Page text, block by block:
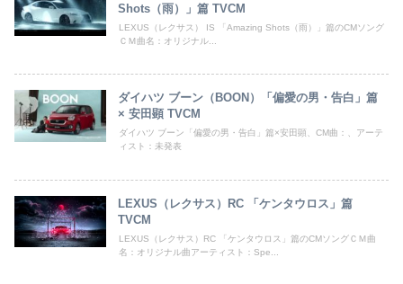
Shots（雨）」篇 TVCM
LEXUS（レクサス） IS 「Amazing Shots（雨）」篇のCMソング
ＣＭ曲名：オリジナル...
ダイハツ ブーン（BOON）「偏愛の男・告白」篇
× 安田顕 TVCM
ダイハツ ブーン「偏愛の男・告白」篇×安田顕、CM曲：、アーテ
ィスト：未発表
LEXUS（レクサス）RC 「ケンタウロス」篇
TVCM
LEXUS（レクサス）RC 「ケンタウロス」篇のCMソングＣＭ曲
名：オリジナル曲アーティスト：Spe...